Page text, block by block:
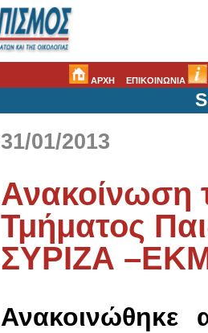
ΑΡΧΗ ΕΠΙΚΟΙΝΩΝΙΑ
31/01/2013
Ανακοίνωση
Τμήματος
ΣΥΡΙΖΑ –ΕΚΜ
Ανακοινώθηκε